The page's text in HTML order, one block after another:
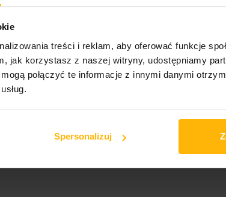
treści i reklam, aby oferować funkcje
jak korzystasz z naszej witryny, udostępniamy
połączyć te informacje z innymi danymi
Spersonalizuj
De La Soul. Album, który pierwotnie ukazał się w
Called Quest). W odróżnieniu od innych albumów
Zawiera on również cztery instrumentalne utwory